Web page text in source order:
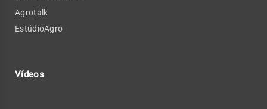
Agrotalk
EstúdioAgro
Vídeos